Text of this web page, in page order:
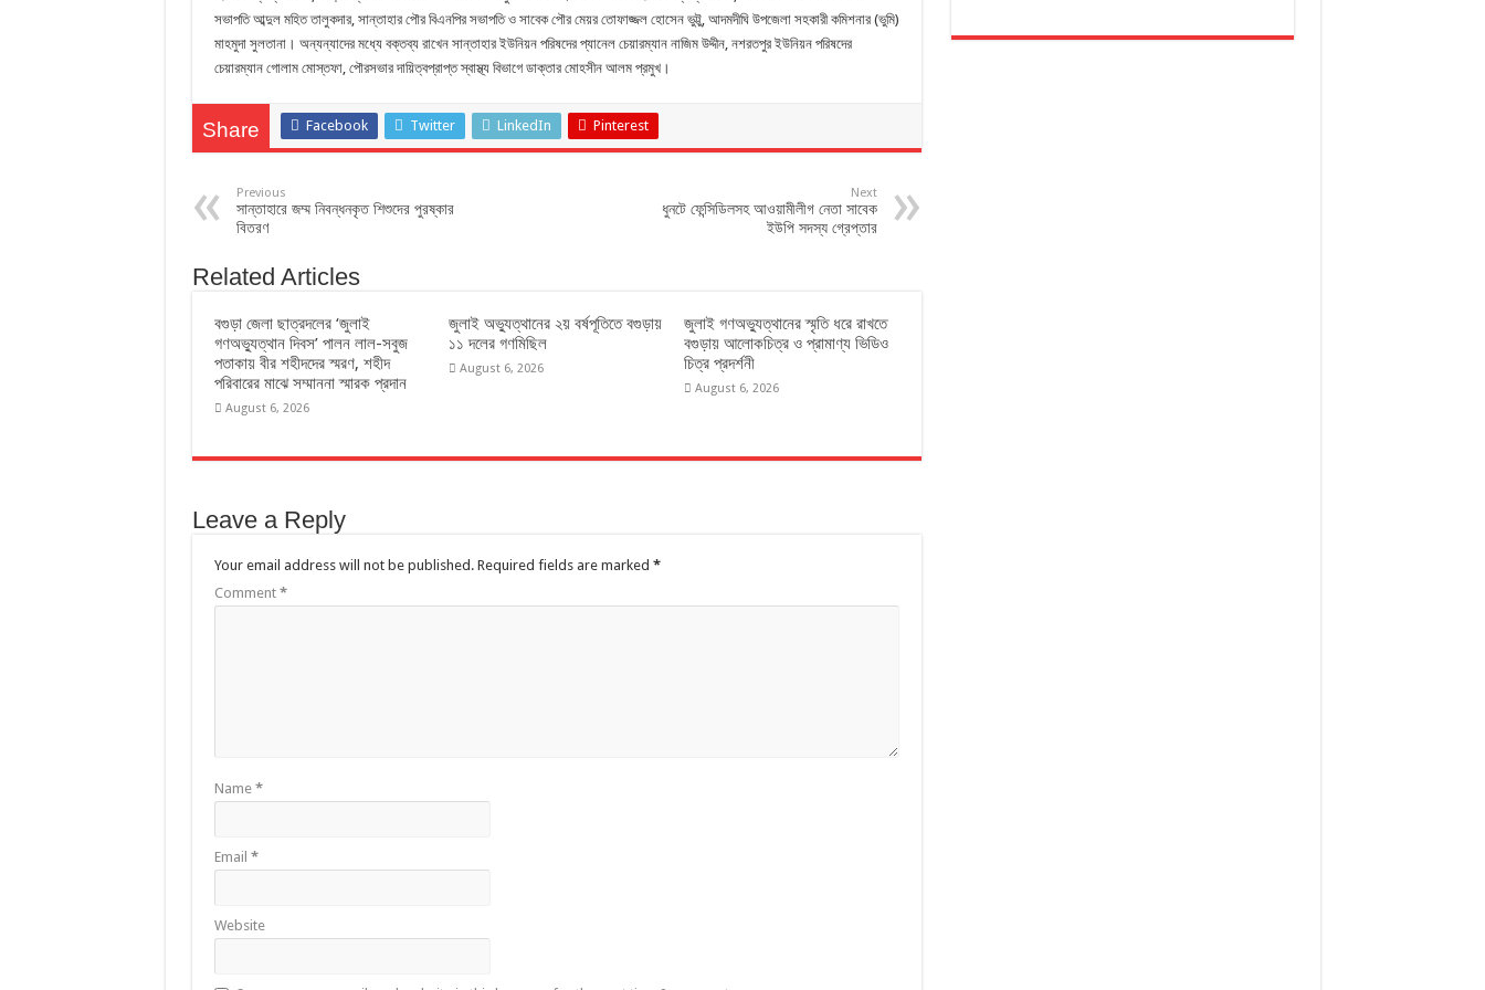
সভাপতি আব্দুল মহিত তালুকদার, সান্তাহার পৌর বিএনপির সভাপতি ও সাবেক পৌর মেয়র তোফাজ্জল হোসেন ভুট্টু, আদমদীঘি উপজেলা সহকারী কমিশনার (ভুমি)
মাহমুদা সুলতানা। অন্যন্যাদের মধ্যে বক্তব্য রাখেন সান্তাহার ইউনিয়ন পরিষদের প্যানেল চেয়ারম্যান নাজিম উদ্দীন, নশরতপুর ইউনিয়ন পরিষদের
চেয়ারম্যান গোলাম মোস্তফা, পৌরসভার দায়িত্বপ্রাপ্ত স্বাস্থ্য বিভাগে ডাক্তার মোহসীন আলম প্রমুখ।
Share Facebook Twitter LinkedIn Pinterest
Previous
সান্তাহারে জম্ম নিবন্ধনকৃত শিশুদের পুরষ্কার
বিতরণ
Next
ধুনটে ফেন্সিডিলসহ আওয়ামীলীগ নেতা সাবেক
ইউপি সদস্য গ্রেপ্তার
Related Articles
বগুড়া জেলা ছাত্রদলের ‘জুলাই
গণঅভ্যুত্থান দিবস’ পালন লাল-সবুজ
পতাকায় বীর শহীদদের স্মরণ, শহীদ
পরিবারের মাঝে সম্মাননা স্মারক প্রদান
August 6, 2026
জুলাই অভ্যুত্থানের ২য় বর্ষপূতিতে বগুড়ায়
১১ দলের গণমিছিল
August 6, 2026
জুলাই গণঅভ্যুত্থানের স্মৃতি ধরে রাখতে
বগুড়ায় আলোকচিত্র ও প্রামাণ্য ভিডিও
চিত্র প্রদর্শনী
August 6, 2026
Leave a Reply
Your email address will not be published. Required fields are marked *
Comment *
Name *
Email *
Website